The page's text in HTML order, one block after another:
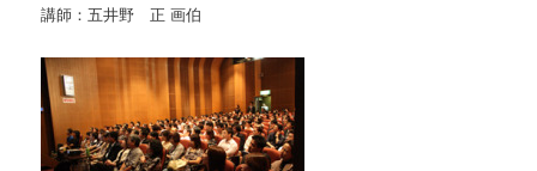
講師：五井野 正 画伯